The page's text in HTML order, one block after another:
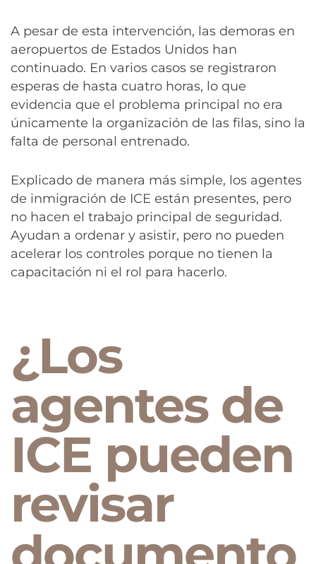
A pesar de esta intervención, las demoras en
aeropuertos de Estados Unidos han
continuado. En varios casos se registraron
esperas de hasta cuatro horas, lo que
evidencia que el problema principal no era
únicamente la organización de las filas, sino la
falta de personal entrenado.
Explicado de manera más simple, los agentes
de inmigración de ICE están presentes, pero
no hacen el trabajo principal de seguridad.
Ayudan a ordenar y asistir, pero no pueden
acelerar los controles porque no tienen la
capacitación ni el rol para hacerlo.
¿Los
agentes de
ICE pueden
revisar